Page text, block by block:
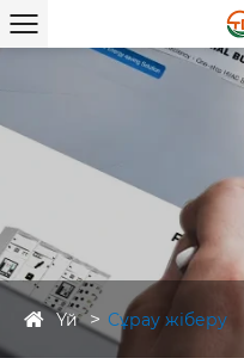
Үй Сұрау жіберу